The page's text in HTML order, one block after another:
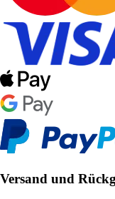
Versand und